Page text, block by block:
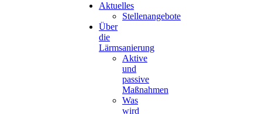
Aktuelles
Stellenangebote
Über
die
Lärmsanierung
Aktive
und
passive
Maßnahmen
Was
wird